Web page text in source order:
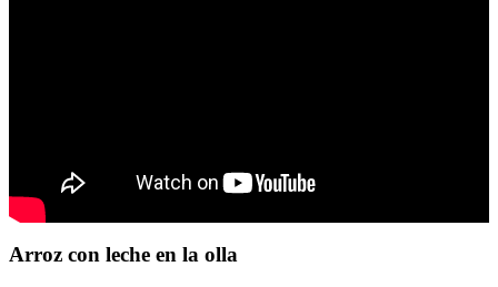
Arroz con leche en la olla